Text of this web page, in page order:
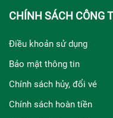
CHÍNH SÁCH CÔNG
Điều khoản sử dụng
Bảo mật thông tin
Chính sách hủy, đổi vé
Chính sách hoàn tiền